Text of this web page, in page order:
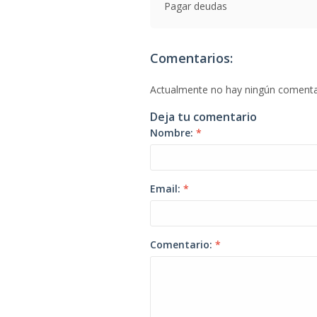
Pagar deudas
Comentarios:
Actualmente no hay ningún
Deja tu comentario
Nombre: *
Email: *
Comentario: *